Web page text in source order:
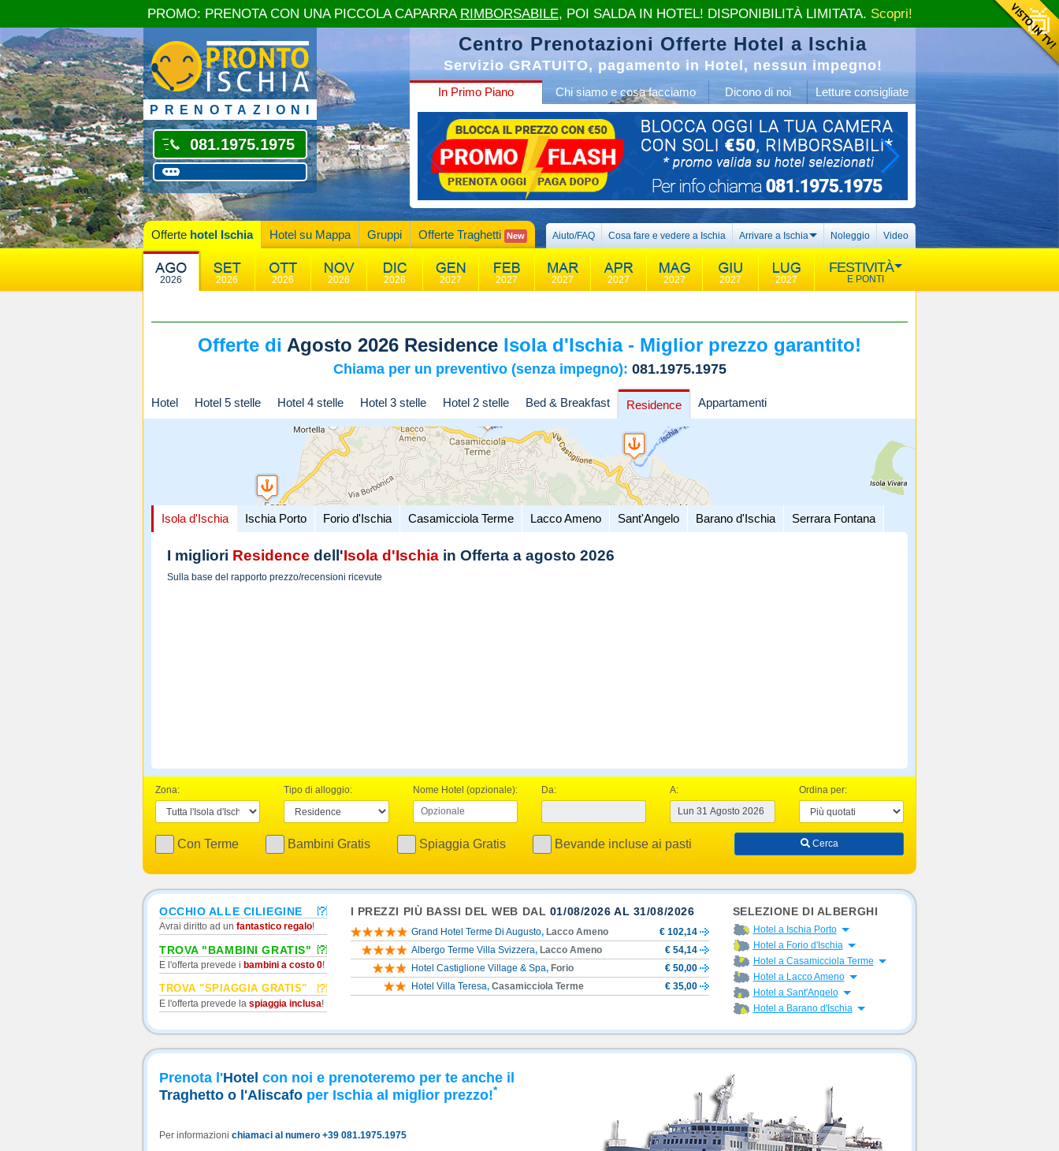
PRENOTAZIONI
081.1975.1975
Centro Prenotazioni Offerte Hotel a Ischia
Servizio GRATUITO, pagamento in Hotel, nessun impegno!
In Primo Piano Chi siamo e cosa facciamo Dicono di noi Letture consigliate
Offerte hotel Ischia Hotel su Mappa Gruppi Offerte Traghetti New Aiuto/FAQ Cosa fare e vedere a Ischia Arrivare a Ischia Noleggio Video
2026 2026 2026 2026 2026 2027 2027 2027 2027 2027 2027 2027
FESTIVITÀ
E PONTI
Offerte di Agosto 2026 Residence Isola d'Ischia - Miglior prezzo garantito!
Chiama per un preventivo (senza impegno): 081.1975.1975
Hotel Hotel 5 stelle Hotel 4 stelle Hotel 3 stelle Hotel 2 stelle Bed & Breakfast Residence Appartamenti
Isola d'Ischia Ischia Porto Forio d'Ischia Casamicciola Terme Lacco Ameno Sant'Angelo Barano d'Ischia Serrara Fontana
I migliori Residence dell'Isola d'Ischia in Offerta a agosto 2026
Sulla base del rapporto prezzo/recensioni ricevute
Zona: Tipo di alloggio: Nome Hotel (opzionale): Da: A: Ordina per:
Con Terme Bambini Gratis Spiaggia Gratis Bevande incluse ai pasti Cerca
OCCHIO ALLE CILIEGINE
Avrai diritto ad un fantastico regalo!
TROVA "BAMBINI GRATIS"
E l'offerta prevede i bambini a costo 0!
TROVA "SPIAGGIA GRATIS"
E l'offerta prevede la spiaggia inclusa!
I PREZZI PIÙ BASSI DEL WEB DAL 01/08/2026 AL 31/08/2026
Grand Hotel Terme Di Augusto, Lacco Ameno
€ 102,14
Albergo Terme Villa Svizzera, Lacco Ameno
€ 54,14
Hotel Castiglione Village & Spa, Forio
€ 50,00
Hotel Villa Teresa, Casamicciola Terme € 35,00
SELEZIONE DI ALBERGHI
Hotel a Ischia Porto Apri menu
Hotel a Forio d'Ischia Apri menu
Hotel a Casamicciola Terme Apri menu
Hotel a Lacco Ameno Apri menu
Hotel a Sant'Angelo Apri menu
Hotel a Barano d'Ischia Apri menu
Prenota l'Hotel con noi e prenoteremo per te anche il
Traghetto o l'Aliscafo per Ischia al miglior prezzo!*
Per informazioni chiamaci al numero +39 081.1975.1975
PROMO: PRENOTA CON UNA PICCOLA CAPARRA RIMBORSABILE, POI SALDA IN HOTEL! DISPONIBILITÀ LIMITATA. Scopri!